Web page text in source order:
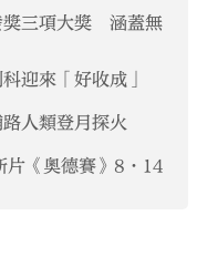
獎三項大獎 涵蓋無
迎來「好收成」
人類登月探火
片《奧德賽》8·14